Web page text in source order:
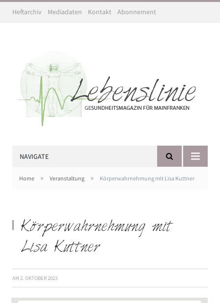
Heftarchiv Mediadaten Kontakt Abonnement
NAVIGATE
Home » Veranstaltung » Körperwahrnehmung mit Lisa Kuttner
Körperwahrnehmung mit
Lisa Kuttner
AM 2. OKTOBER 2023